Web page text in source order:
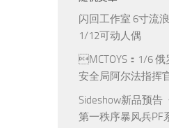
闪回工作室 6寸流
1/12可动人偶
MCTOYS：1/6
安全局阿尔法指挥
Sideshow新品预告
第一秩序暴风兵PF